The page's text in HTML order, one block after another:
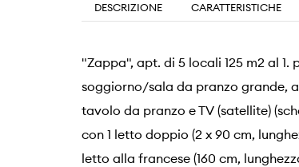
DESCRIZIONE CARATTERISTICHE
"Zappa", apt. di 5 locali 125 m2 al
soggiorno/sala da pranzo grande,
tavolo da pranzo e TV (satellite)
con 1 letto doppio (2 x 90 cm,
letto alla francese (160 cm,